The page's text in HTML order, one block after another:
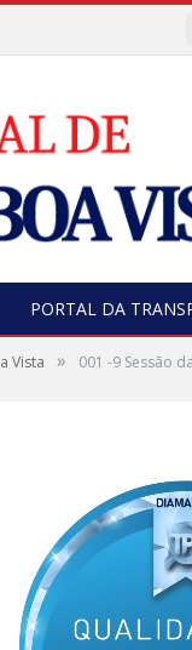
PORTAL DA
Vista » 001 -9 Sessão